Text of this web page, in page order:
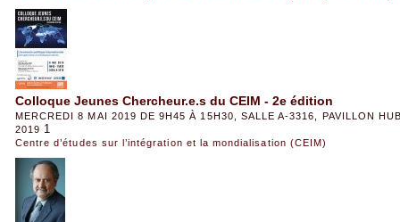
Colloque Jeunes Chercheur.e.s du CEIM - 2e édition
MERCREDI 8 MAI 2019 DE 9H45 À 15H30, SALLE A-3316, PAVILLON
2019 1
Centre d’études sur l’intégration et la mondialisation (CEIM)